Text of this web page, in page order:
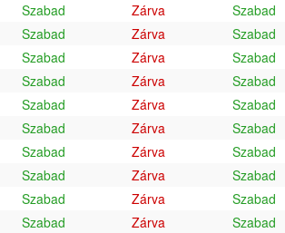
Szabad Zárva Szabad
Szabad Zárva Szabad
Szabad Zárva Szabad
Szabad Zárva Szabad
Szabad Zárva Szabad
Szabad Zárva Szabad
Szabad Zárva Szabad
Szabad Zárva Szabad
Szabad Zárva Szabad
Szabad Zárva Szabad